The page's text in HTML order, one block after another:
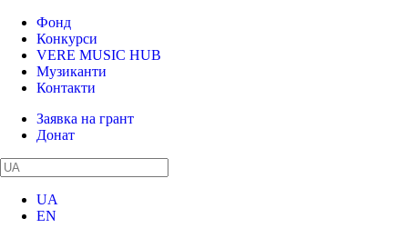
Фонд
Конкурси
VERE MUSIC HUB
Музиканти
Контакти
Заявка на грант
Донат
UA
EN